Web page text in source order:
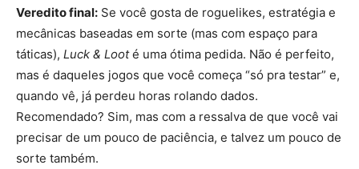
Veredito final: Se você gosta de roguelikes, estratégia e
mecânicas baseadas em sorte (mas com espaço para
táticas), Luck & Looté uma ótima pedida. Não é perfeito,
mas é daqueles jogos que você começa “só pra testar” e,
quando vê, já perdeu horas rolando dados.
Recomendado? Sim, mas com a ressalva de que você vai
precisar de um pouco de paciência, e talvez um pouco de
sorte também.